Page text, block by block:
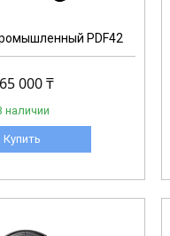
PDF42
000 ₸
наличии
Купить